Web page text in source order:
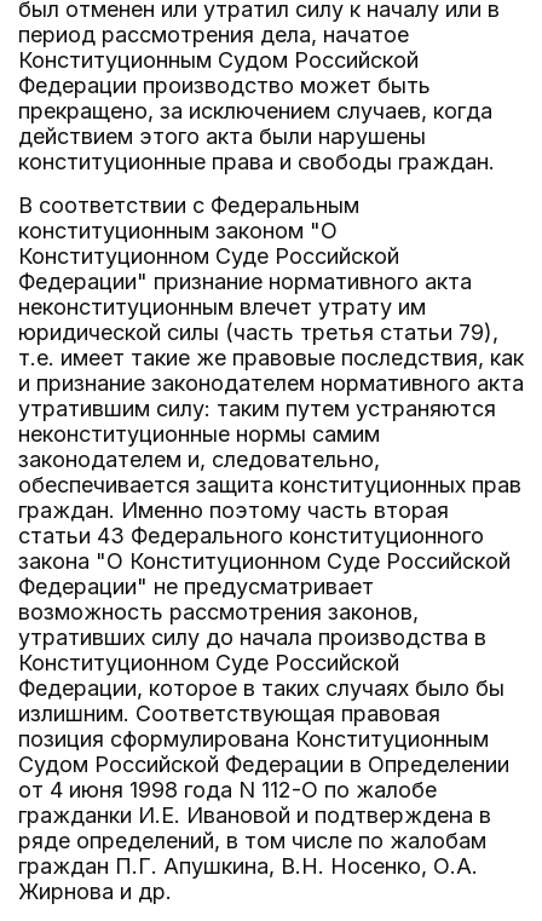
был отменен или утратил силу к началу или в
период рассмотрения дела, начатое
Конституционным Судом Российской
Федерации производство может быть
прекращено, за исключением случаев, когда
действием этого акта были нарушены
конституционные права и свободы граждан.
В соответствии с Федеральным
конституционным законом "О
Конституционном Суде Российской
Федерации" признание нормативного акта
неконституционным влечет утрату им
юридической силы (часть третья статьи 79),
т.е. имеет такие же правовые последствия, как
и признание законодателем нормативного акта
утратившим силу: таким путем устраняются
неконституционные нормы самим
законодателем и, следовательно,
обеспечивается защита конституционных прав
граждан. Именно поэтому часть вторая
статьи 43 Федерального конституционного
закона "О Конституционном Суде Российской
Федерации" не предусматривает
возможность рассмотрения законов,
утративших силу до начала производства в
Конституционном Суде Российской
Федерации, которое в таких случаях было бы
излишним. Соответствующая правовая
позиция сформулирована Конституционным
Судом Российской Федерации в Определении
от 4 июня 1998 года N 112-О по жалобе
гражданки И.Е. Ивановой и подтверждена в
ряде определений, в том числе по жалобам
граждан П.Г. Апушкина, В.Н. Носенко, О.А.
Жирнова и др.